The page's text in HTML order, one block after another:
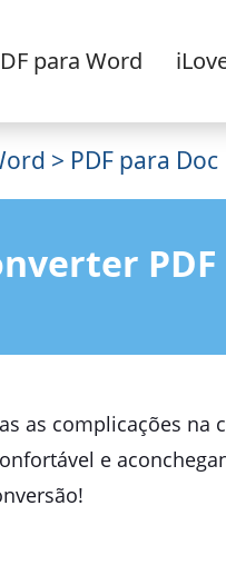
para Word
> PDF para Doc
as complicações na
e